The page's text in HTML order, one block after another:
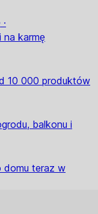
na karmę
10 000 produktów
balkonu i
domu teraz w